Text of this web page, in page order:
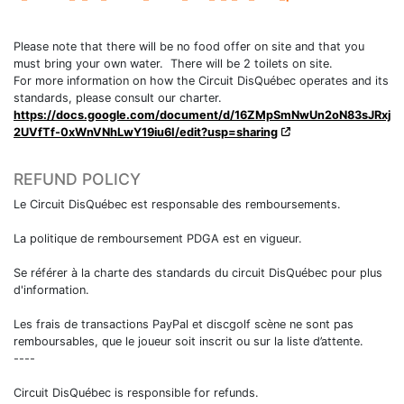
Please note that there will be no food offer on site and that you
must bring your own water. There will be 2 toilets on site.
For more information on how the Circuit DisQuébec operates and its
standards, please consult our charter.
https://docs.google.com/document/d/16ZMpSmNwUn2oN83sJRxj
2UVfTf-0xWnVNhLwY19iu6I/edit?usp=sharing
REFUND POLICY
Le Circuit DisQuébec est responsable des remboursements.
La politique de remboursement PDGA est en vigueur.
Se référer à la charte des standards du circuit DisQuébec pour plus
d'information.
Les frais de transactions PayPal et discgolf scène ne sont pas
remboursables, que le joueur soit inscrit ou sur la liste d’attente.
----
Circuit DisQuébec is responsible for refunds.